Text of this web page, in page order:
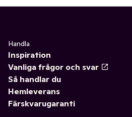
Handla
Inspiration
Vanliga frågor och svar
Så handlar du
Hemleverans
Färskvarugaranti